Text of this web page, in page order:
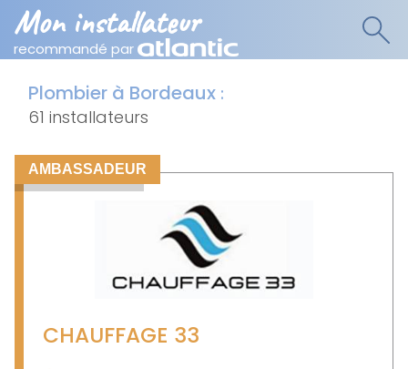
Mon installateur
recommandé par
Plombier à Bordeaux :
61 installateurs
AMBASSADEUR
CHAUFFAGE 33